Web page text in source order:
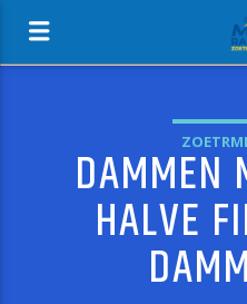
MZ-
DAMMEN
HALVE